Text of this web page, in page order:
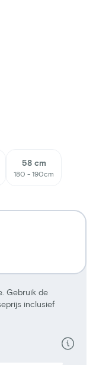
58 cm
180 - 190cm
Gebruik de
inclusief